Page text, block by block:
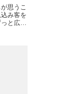
思うこ
み客を
と広告